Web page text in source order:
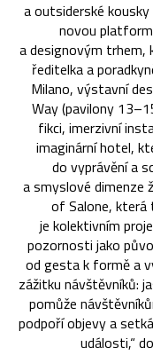
a outsiderské
novou
a designovým trhem,
ředitelka a
Milano, výstavní
Way (pavilony
fikci, imerzivní
imaginární hotel,
do vyprávění a
a smyslové dimenze
of Salone, která
je kolektivním
pozornosti jako
od gesta k formě a
zážitku návštěvníků:
pomůže
podpoří objevy a
události,“